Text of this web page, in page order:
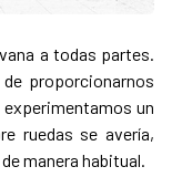
a todas partes.
proporcionarnos
un
ruedas se avería,
manera habitual.